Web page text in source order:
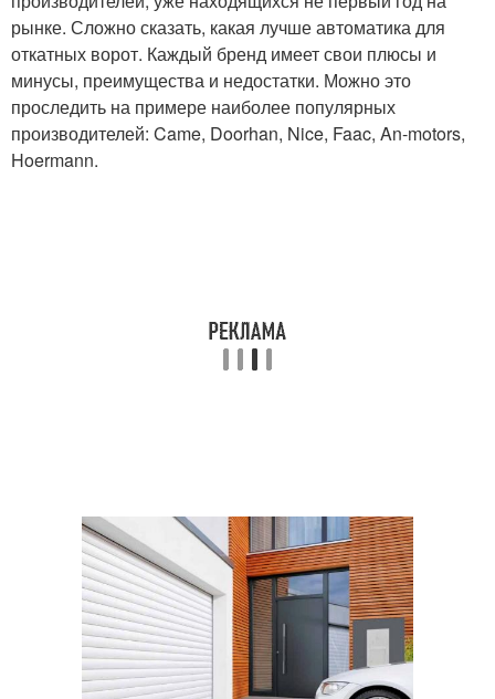
рынке. Сложно сказать, какая лучше автоматика для
откатных ворот. Каждый бренд имеет свои плюсы и
минусы, преимущества и недостатки. Можно это
проследить на примере наиболее популярных
производителей: Came, Doorhan, Nice, Faac, An-motors,
Hoermann.